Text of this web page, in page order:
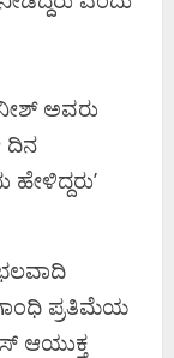
ಅವರು
ದಿನ
ಪ್ರತಿಮೆಯ
ಆಯುಕ್ತ